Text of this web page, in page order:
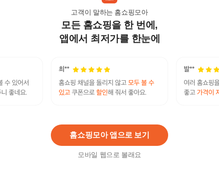
고객이 말하는 홈쇼핑모아
모든 홈쇼핑을 한 번에,
앱에서 최저가를 한눈에
홈쇼핑모아 앱으로 보기
모바일 웹으로 볼래요
아에르 KF94 윤곽 마스크 30매 /새부리형/국산
32,500원
크린조이 KF94 황사방역마스크 1팩